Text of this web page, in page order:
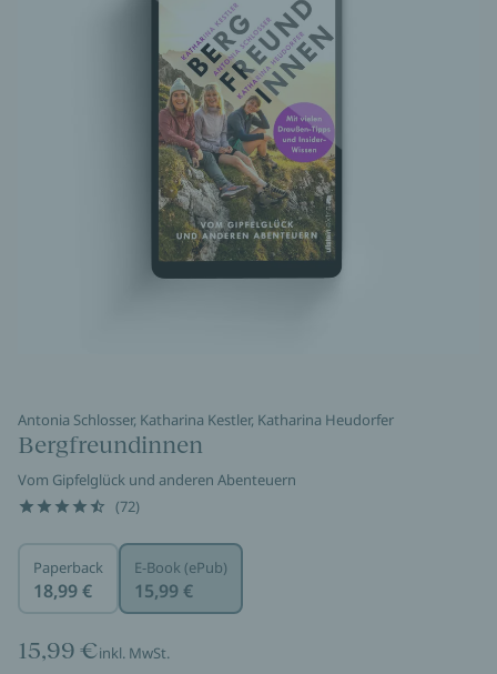
Antonia Schlosser, Katharina Kestler, Katharina Heudorfer
Bergfreundinnen
Vom Gipfelglück und anderen Abenteuern
(72)
Paperback
18,99 €
E-Book (ePub)
15,99 €
15,99 €inkl. MwSt.